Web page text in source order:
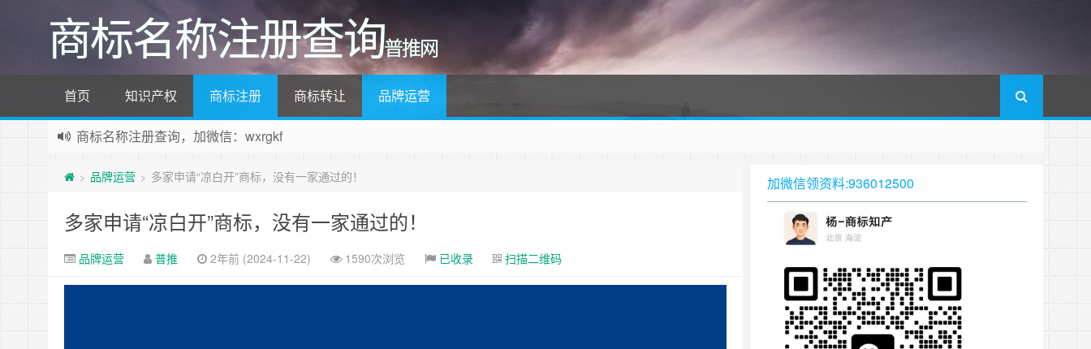
商标名称注册查询普推网
首页 知识产权 商标注册 商标转让 品牌运营
商标名称注册查询，加微信：wxrgkf
> 品牌运营 > 多家申请“凉白开”商标，没有一家通过的！
多家申请“凉白开”商标，没有一家通过的！
品牌运营 普推 2年前 (2024-11-22) 1590次浏览 已收录 扫描二维码
加微信领资料:936012500